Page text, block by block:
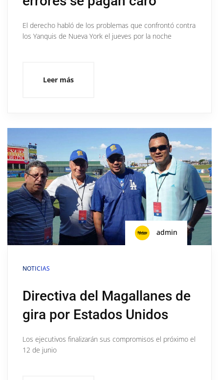
El derecho habló de los problemas que confrontó contra
los Yanquis de Nueva York el jueves por la noche
Leer más
admin
NOTICIAS
Directiva del Magallanes de
gira por Estados Unidos
Los ejecutivos finalizarán sus compromisos el próximo el
12 de junio